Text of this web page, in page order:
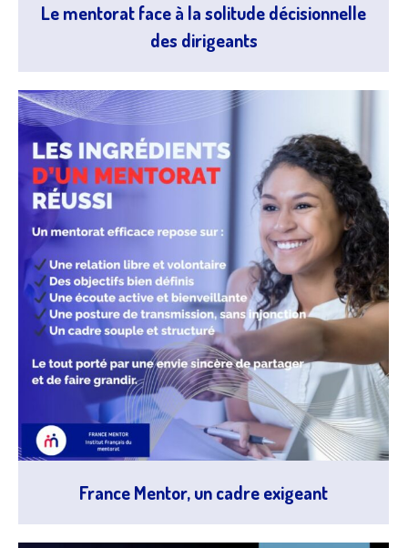
Le mentorat face à la solitude décisionnelle
des dirigeants
France Mentor, un cadre exigeant